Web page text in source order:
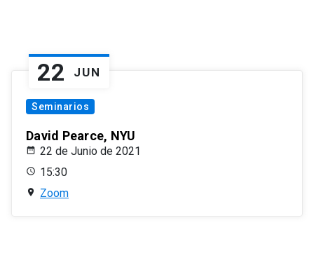
22 JUN
Seminarios
David Pearce, NYU
22 de Junio de 2021
15:30
Zoom